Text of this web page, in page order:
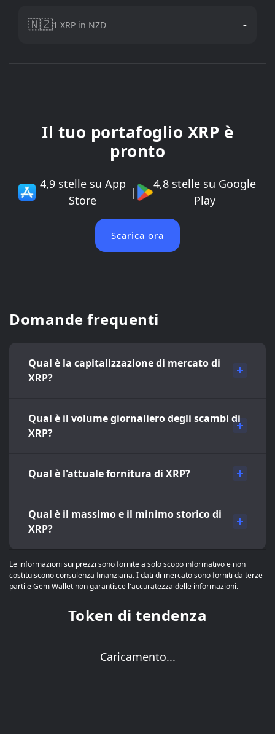
🇳🇿1 XRP in NZD -
Il tuo portafoglio XRP è
pronto
4,9 stelle su App
Store
|
4,8 stelle su Google
Play
Scarica ora
Domande frequenti
Qual è la capitalizzazione di mercato di
XRP?
Qual è il volume giornaliero degli scambi di
XRP?
Qual è l'attuale fornitura di XRP?
Qual è il massimo e il minimo storico di
XRP?
Le informazioni sui prezzi sono fornite a solo scopo informativo e non
costituiscono consulenza finanziaria. I dati di mercato sono forniti da terze
parti e Gem Wallet non garantisce l'accuratezza delle informazioni.
Token di tendenza
Caricamento...